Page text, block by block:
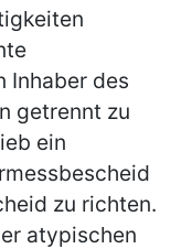
Inhaber des
getrennt zu
ein
zu richten.
atypischen